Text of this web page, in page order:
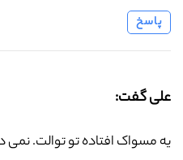
پاسخ
علی گفت:
یه مسواک افتاده تو توالت. نمی